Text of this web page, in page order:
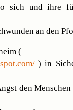
sich und ihre
an den
(
) in
den